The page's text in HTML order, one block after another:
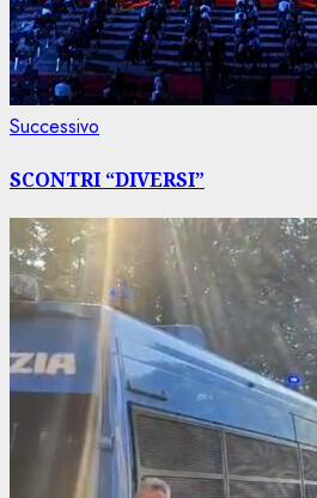
Successivo
SCONTRI “DIVERSI”